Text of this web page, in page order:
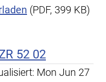
(PDF, 399 KB)
52 02
Mon Jun 27